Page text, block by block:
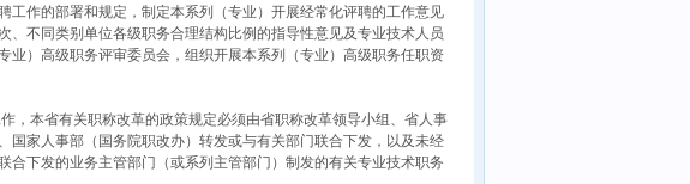
作的部署和规定，制定本系列（专业）开展经常化评聘的工作意见
不同类别单位各级职务合理结构比例的指导性意见及专业技术人员
）高级职务评审委员会，组织开展本系列（专业）高级职务任职资
，本省有关职称改革的政策规定必须由省职称改革领导小组、省人事
国家人事部（国务院职改办）转发或与有关部门联合下发，以及未经
下发的业务主管部门（或系列主管部门）制发的有关专业技术职务